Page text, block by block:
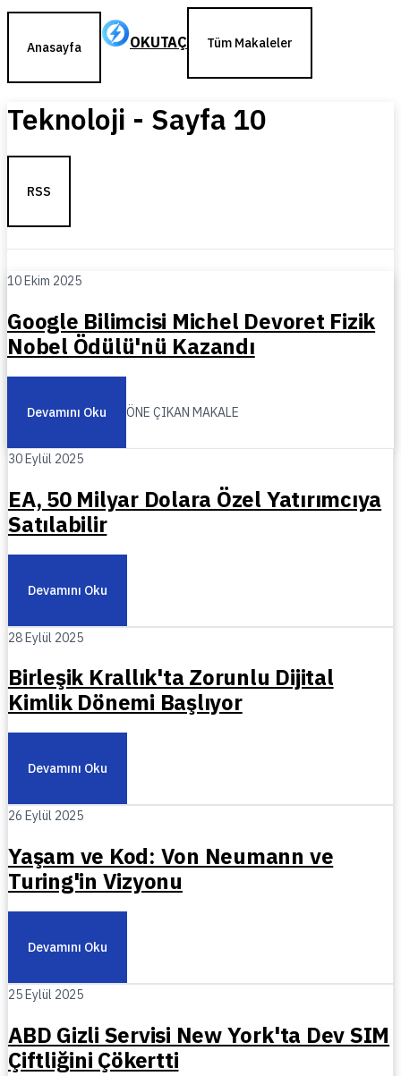
Anasayfa OKUTAÇ Tüm Makaleler
Teknoloji - Sayfa 10
RSS
10 Ekim 2025
Google Bilimcisi Michel Devoret Fizik
Nobel Ödülü'nü Kazandı
Devamını Oku ÖNE ÇIKAN MAKALE
30 Eylül 2025
EA, 50 Milyar Dolara Özel Yatırımcıya
Satılabilir
Devamını Oku
28 Eylül 2025
Birleşik Krallık'ta Zorunlu Dijital
Kimlik Dönemi Başlıyor
Devamını Oku
26 Eylül 2025
Yaşam ve Kod: Von Neumann ve
Turing'in Vizyonu
Devamını Oku
25 Eylül 2025
ABD Gizli Servisi New York'ta Dev SIM
Çiftliğini Çökertti